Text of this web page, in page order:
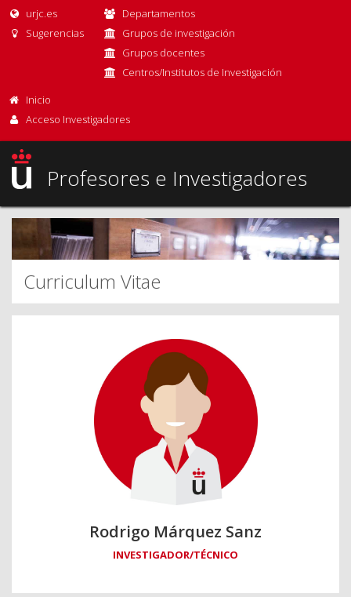
urjc.es
Sugerencias
Departamentos
Grupos de investigación
Grupos docentes
Centros/Institutos de Investigación
Inicio
Acceso Investigadores
Profesores e Investigadores
Curriculum Vitae
Rodrigo Márquez Sanz
INVESTIGADOR/TÉCNICO